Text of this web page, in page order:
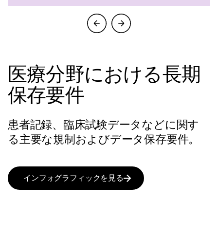
医療分野における長期
保存要件
患者記録、臨床試験データなどに関す
る主要な規制およびデータ保存要件。
インフォグラフィックを見る